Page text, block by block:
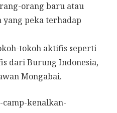
orang baru atau
peka terhadap
tokoh aktifis seperti
dari Burung Indonesia,
Mongabai.
camp-kenalkan-